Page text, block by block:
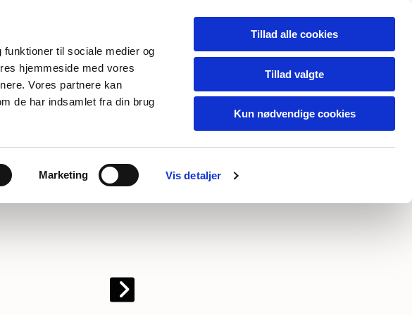
til sociale medier og
hjemmeside med vores
Vores partnere kan
de har indsamlet fra din brug
Marketing Vis detaljer
Tillad alle cookies
Tillad valgte
Kun nødvendige cookies
Retur til start
Retur til oversigt